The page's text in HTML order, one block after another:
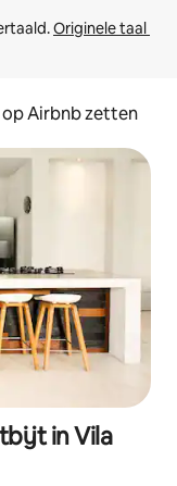
Originele taal
Airbnb zetten
in Vila